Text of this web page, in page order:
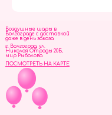
Воздушные шары в
Волгограде с доставкой
даже в день заказа
г. Волгоград, ул.
Николая Отрады 20Б,
мир Рыболова
ПОСМОТРЕТЬ НА КАРТЕ